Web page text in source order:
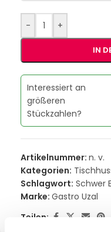
- +
IN
Interessiert an
größeren
Stückzahlen?
Artikelnummer: n. v.
Kategorien:
Schlagwort: Schwer
Marke: Gastro Uzal
Teilen: